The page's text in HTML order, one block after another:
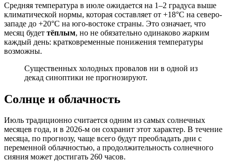
Средняя температура в июле ожидается на 1–2 градуса выше
климатической нормы, которая составляет от +18°C на северо-
западе до +20°C на юго-востоке страны. Это означает, что
месяц будет тёплым, но не обязательно одинаково жарким
каждый день: кратковременные понижения температуры
возможны.
Существенных холодных провалов ни в одной из
декад синоптики не прогнозируют.
Солнце и облачность
Июль традиционно считается одним из самых солнечных
месяцев года, и в 2026-м он сохранит этот характер. В течение
месяца, по прогнозу, чаще всего будут преобладать дни с
переменной облачностью, а продолжительность солнечного
сияния может достигать 260 часов.